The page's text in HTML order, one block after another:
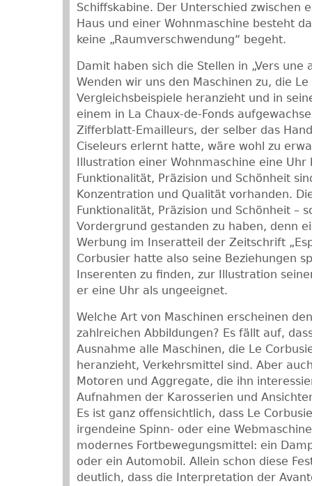
Schiffskabine. Der Unterschied zwischen
Haus und einer Wohnmaschine besteht
keine „Raumverschwendung“ begeht.
Damit haben sich die Stellen in „Vers
Wenden wir uns den Maschinen zu, die
Vergleichsbeispiele heranzieht und in
einem in La Chaux-de-Fonds
Zifferblatt-Emailleurs, der selber das
Ciseleurs erlernt hatte, wäre wohl zu
Illustration einer Wohnmaschine eine Uhr
Funktionalität, Präzision und Schönheit
Konzentration und Qualität vorhanden.
Funktionalität, Präzision und Schönheit –
Vordergrund gestanden zu haben, denn
Werbung im Inseratteil der Zeitschrift
Corbusier hatte also seine Beziehungen
Inserenten zu finden, zur Illustration
er eine Uhr als ungeeignet.
Welche Art von Maschinen erscheinen
zahlreichen Abbildungen? Es fällt auf,
Ausnahme alle Maschinen, die Le
heranzieht, Verkehrsmittel sind. Aber
Motoren und Aggregate, die ihn
Aufnahmen der Karosserien und
Es ist ganz offensichtlich, dass Le
irgendeine Spinn- oder eine
modernes Fortbewegungsmittel: ein
oder ein Automobil. Allein schon diese
deutlich, dass die Interpretation der